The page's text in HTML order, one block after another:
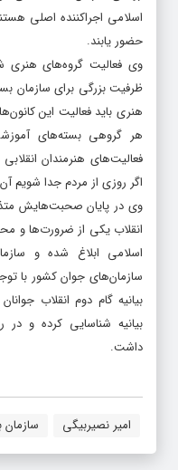
اسلامی اجراکننده اصلی
حضور یابند.
وی فعالیت گروه‌های هنری
ظرفیت بزرگی برای سازمان
هنری باید فعالیت این
هر گروهی بسته‌های
فعالیت‌های هنرمندان
اگر روزی از مردم جدا شویم
وی در پایان صحبت‌هایش
انقلاب یکی از ضرورت‌ها و
اسلامی ابلاغ شده و
سازمان‌های جوان کشور با
بیانیه گام دوم انقلاب
بیانیه شناسایی کرده و در
داشت.
امیر نصیربیگی